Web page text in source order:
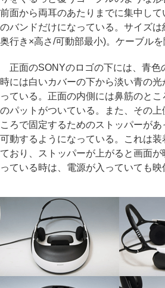
前面から両耳のあたりまでに集中して
のバンドだけになっている。サイズ
奥行き×高さ/可動部最小)。ケーブルを
正面のSONYのロゴの下には、青色
時には白いカバーの下から淡い青の
っている。正面の内側には鼻筋のと
のパットがついている。また、その上
ころで固定するためのストッパーが
可動するようになっている。これは
ており、ストッパーが上がると画面
っている時は、電源が入っていても映